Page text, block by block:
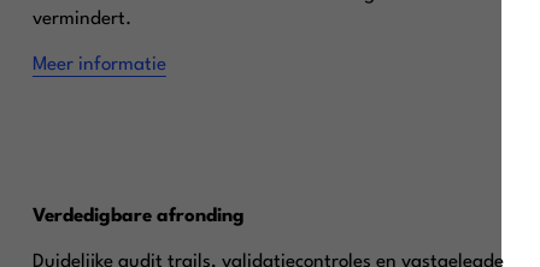
vermindert.
Meer informatie
Verdedigbare afronding
Duidelijke audit trails, validatiecontroles en vastgelegde